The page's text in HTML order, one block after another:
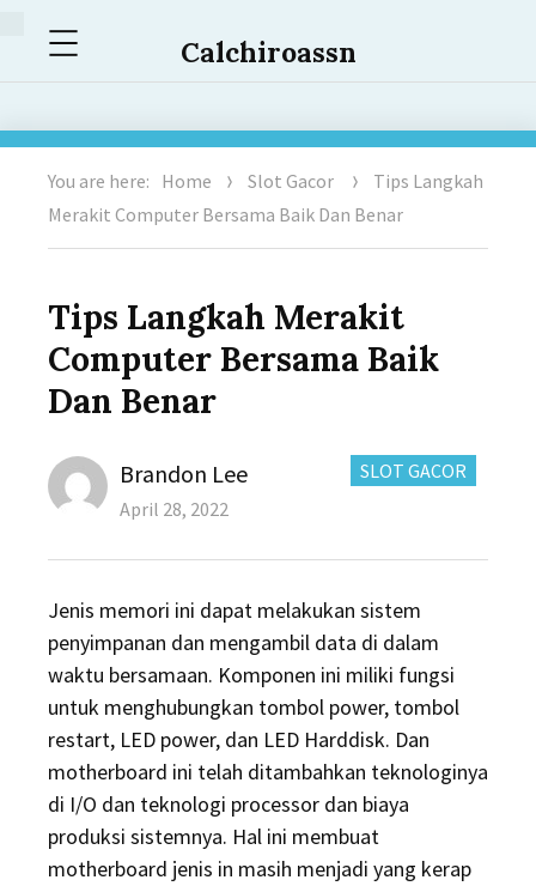
Calchiroassn
You are here: Home Slot Gacor
Tips Langkah
Merakit Computer Bersama Baik Dan Benar
Tips Langkah Merakit
Computer Bersama Baik
Dan Benar
CATEGORIES:
SLOT GACOR
Author
Brandon Lee
Posted
April 28, 2022
Jenis memori ini dapat melakukan sistem
penyimpanan dan mengambil data di dalam
waktu bersamaan. Komponen ini miliki fungsi
untuk menghubungkan tombol power, tombol
restart, LED power, dan LED Harddisk. Dan
motherboard ini telah ditambahkan teknologinya
di I/O dan teknologi processor dan biaya
produksi sistemnya. Hal ini membuat
motherboard jenis in masih menjadi yang kerap